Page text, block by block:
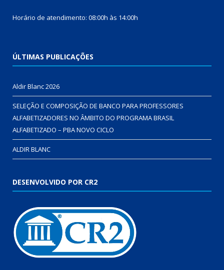
Horário de atendimento: 08:00h às 14:00h
ÚLTIMAS PUBLICAÇÕES
Aldir Blanc 2026
SELEÇÃO E COMPOSIÇÃO DE BANCO PARA PROFESSORES
ALFABETIZADORES NO ÂMBITO DO PROGRAMA BRASIL
ALFABETIZADO – PBA NOVO CICLO
ALDIR BLANC
DESENVOLVIDO POR CR2